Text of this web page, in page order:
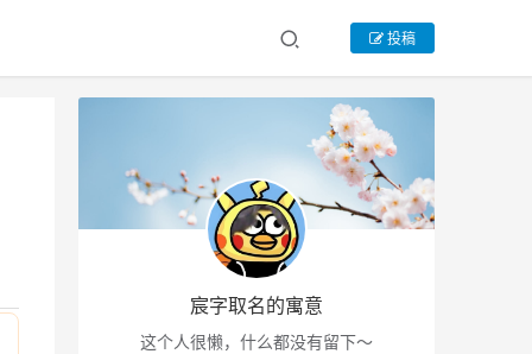
投稿
宸字取名的寓意
这个人很懒，什么都没有留下～